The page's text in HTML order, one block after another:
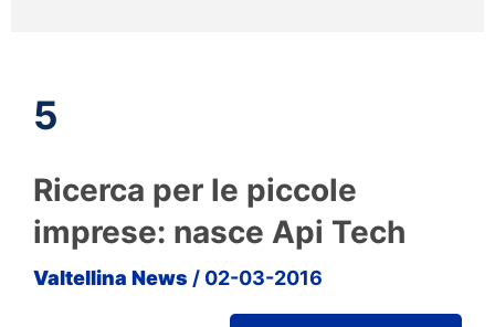
5
Ricerca per le piccole
imprese: nasce Api Tech
Valtellina News / 02-03-2016